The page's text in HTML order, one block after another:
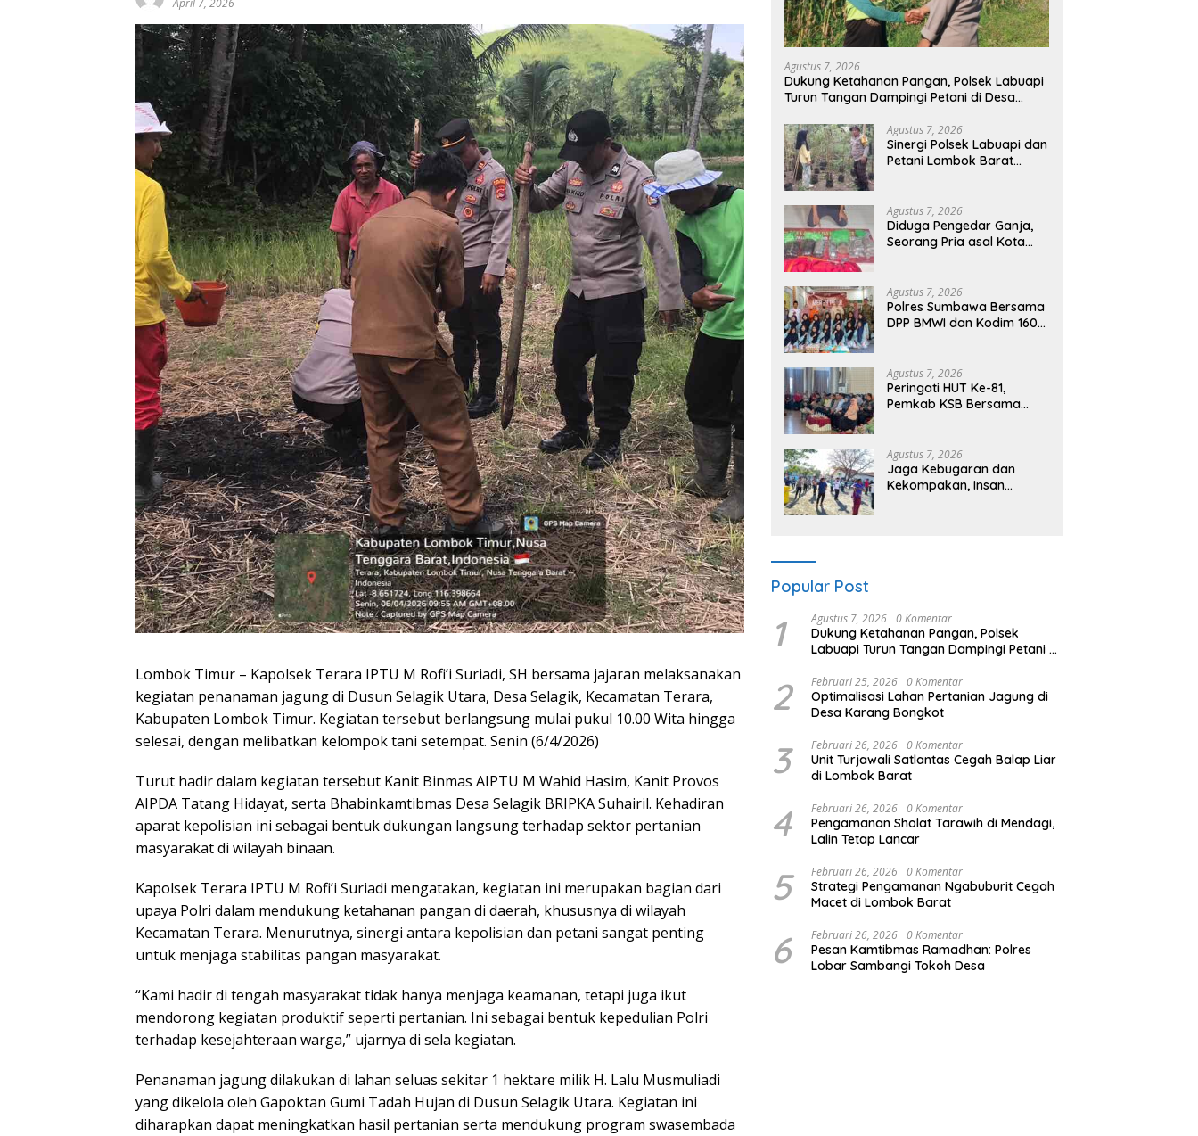
April 7, 2026
Lombok Timur – Kapolsek Terara IPTU M Rofi’i Suriadi, SH bersama jajaran melaksanakan
kegiatan penanaman jagung di Dusun Selagik Utara, Desa Selagik, Kecamatan Terara,
Kabupaten Lombok Timur. Kegiatan tersebut berlangsung mulai pukul 10.00 Wita hingga
selesai, dengan melibatkan kelompok tani setempat. Senin (6/4/2026)
Turut hadir dalam kegiatan tersebut Kanit Binmas AIPTU M Wahid Hasim, Kanit Provos
AIPDA Tatang Hidayat, serta Bhabinkamtibmas Desa Selagik BRIPKA Suhairil. Kehadiran
aparat kepolisian ini sebagai bentuk dukungan langsung terhadap sektor pertanian
masyarakat di wilayah binaan.
Kapolsek Terara IPTU M Rofi’i Suriadi mengatakan, kegiatan ini merupakan bagian dari
upaya Polri dalam mendukung ketahanan pangan di daerah, khususnya di wilayah
Kecamatan Terara. Menurutnya, sinergi antara kepolisian dan petani sangat penting
untuk menjaga stabilitas pangan masyarakat.
“Kami hadir di tengah masyarakat tidak hanya menjaga keamanan, tetapi juga ikut
mendorong kegiatan produktif seperti pertanian. Ini sebagai bentuk kepedulian Polri
terhadap kesejahteraan warga,” ujarnya di sela kegiatan.
Penanaman jagung dilakukan di lahan seluas sekitar 1 hektare milik H. Lalu Musmuliadi
yang dikelola oleh Gapoktan Gumi Tadah Hujan di Dusun Selagik Utara. Kegiatan ini
diharapkan dapat meningkatkan hasil pertanian serta mendukung program swasembada
Agustus 7, 2026
Dukung Ketahanan Pangan, Polsek Labuapi
Turun Tangan Dampingi Petani di Desa
Agustus 7, 2026
Sinergi Polsek Labuapi dan
Petani Lombok Barat
Agustus 7, 2026
Diduga Pengedar Ganja,
Seorang Pria asal Kota
Agustus 7, 2026
Polres Sumbawa Bersama
DPP BMWI dan Kodim 1607
Hidayatullah
Agustus 7, 2026
Peringati HUT Ke-81,
Pemkab KSB Bersama
Hari Pertama Kehidupan”
Agustus 7, 2026
Jaga Kebugaran dan
Kekompakan, Insan
Popular Post
1 Agustus 7, 2026 0 Komentar
Dukung Ketahanan Pangan, Polsek
Labuapi Turun Tangan Dampingi Petani di
2 Februari 25, 2026 0 Komentar
Optimalisasi Lahan Pertanian Jagung di
Desa Karang Bongkot
3 Februari 26, 2026 0 Komentar
Unit Turjawali Satlantas Cegah Balap Liar
di Lombok Barat
4 Februari 26, 2026 0 Komentar
Pengamanan Sholat Tarawih di Mendagi,
Lalin Tetap Lancar
5 Februari 26, 2026 0 Komentar
Strategi Pengamanan Ngabuburit Cegah
Macet di Lombok Barat
6 Februari 26, 2026 0 Komentar
Pesan Kamtibmas Ramadhan: Polres
Lobar Sambangi Tokoh Desa